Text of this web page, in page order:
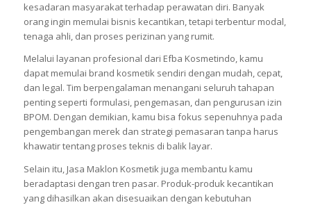
kesadaran masyarakat terhadap perawatan diri. Banyak
orang ingin memulai bisnis kecantikan, tetapi terbentur modal,
tenaga ahli, dan proses perizinan yang rumit.
Melalui layanan profesional dari Efba Kosmetindo, kamu
dapat memulai brand kosmetik sendiri dengan mudah, cepat,
dan legal. Tim berpengalaman menangani seluruh tahapan
penting seperti formulasi, pengemasan, dan pengurusan izin
BPOM. Dengan demikian, kamu bisa fokus sepenuhnya pada
pengembangan merek dan strategi pemasaran tanpa harus
khawatir tentang proses teknis di balik layar.
Selain itu, Jasa Maklon Kosmetik juga membantu kamu
beradaptasi dengan tren pasar. Produk-produk kecantikan
yang dihasilkan akan disesuaikan dengan kebutuhan